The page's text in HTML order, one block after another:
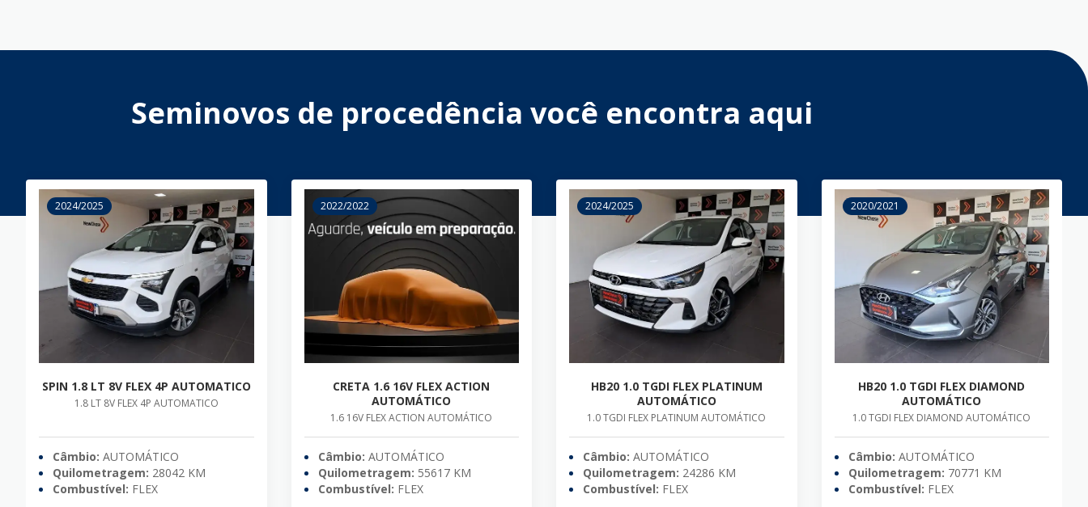
Seminovos de procedência você encontra aqui
2024/2025
SPIN 1.8 LT 8V FLEX 4P AUTOMATICO
1.8 LT 8V FLEX 4P AUTOMATICO
Câmbio: AUTOMÁTICO
Quilometragem: 28042 KM
Combustível: FLEX
2022/2022
CRETA 1.6 16V FLEX ACTION
AUTOMÁTICO
1.6 16V FLEX ACTION AUTOMÁTICO
Câmbio: AUTOMÁTICO
Quilometragem: 55617 KM
Combustível: FLEX
2024/2025
HB20 1.0 TGDI FLEX PLATINUM
AUTOMÁTICO
1.0 TGDI FLEX PLATINUM AUTOMÁTICO
Câmbio: AUTOMÁTICO
Quilometragem: 24286 KM
Combustível: FLEX
2020/2021
HB20 1.0 TGDI FLEX DIAMOND
AUTOMÁTICO
1.0 TGDI FLEX DIAMOND AUTOMÁTICO
Câmbio: AUTOMÁTICO
Quilometragem: 70771 KM
Combustível: FLEX